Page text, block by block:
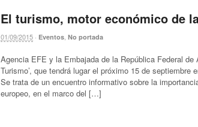
El turismo, motor económico de
01/09/2015 · Eventos No portada
Agencia EFE y la Embajada de la República Federal de
Turismo’, que tendrá lugar el próximo 15 de
Se trata de un encuentro informativo sobre la
europeo, en el marco del […]